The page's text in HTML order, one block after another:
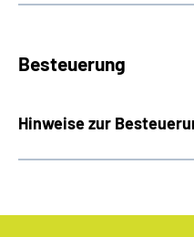
Besteuerung
Hinweise zur